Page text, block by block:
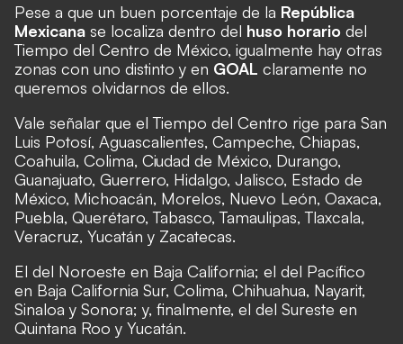
Pese a que un buen porcentaje de la República
Mexicana se localiza dentro del huso horario del
Tiempo del Centro de México, igualmente hay otras
zonas con uno distinto y en GOAL claramente no
queremos olvidarnos de ellos.
Vale señalar que el Tiempo del Centro rige para San
Luis Potosí, Aguascalientes, Campeche, Chiapas,
Coahuila, Colima, Ciudad de México, Durango,
Guanajuato, Guerrero, Hidalgo, Jalisco, Estado de
México, Michoacán, Morelos, Nuevo León, Oaxaca,
Puebla, Querétaro, Tabasco, Tamaulipas, Tlaxcala,
Veracruz, Yucatán y Zacatecas.
El del Noroeste en Baja California; el del Pacífico
en Baja California Sur, Colima, Chihuahua, Nayarit,
Sinaloa y Sonora; y, finalmente, el del Sureste en
Quintana Roo y Yucatán.